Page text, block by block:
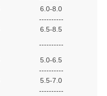
6.0-8.0
----------
6.5-8.5
----------
5.0-6.5
----------
5.5-7.0
----------